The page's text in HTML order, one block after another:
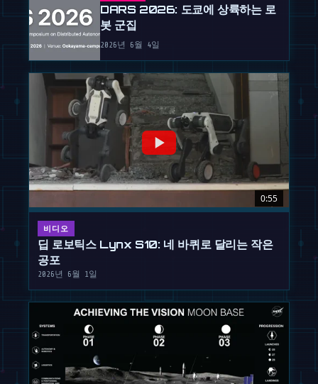
DARS 2026: 도쿄에 상륙하는 로
봇 군집
2026년 6월 4일
0:55
비디오
딥 로보틱스 Lynx S10: 네 바퀴로 달리는 작은
공포
2026년 6월 1일